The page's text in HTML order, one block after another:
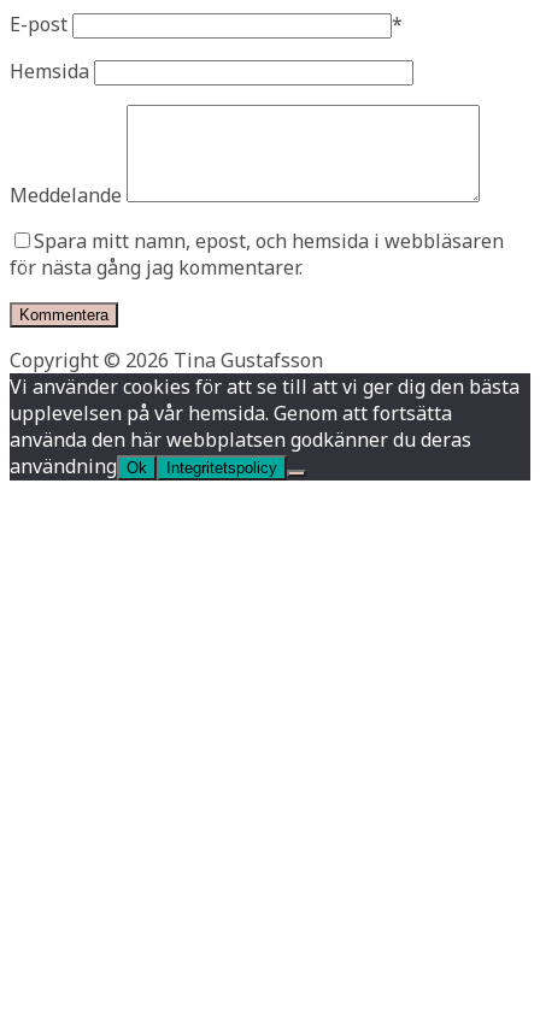
E-post
*
Hemsida
Meddelande
Spara mitt namn, epost, och hemsida i webbläsaren
för nästa gång jag kommentarer.
Copyright © 2026 Tina Gustafsson
Vi använder cookies för att se till att vi ger dig den bästa
upplevelsen på vår hemsida. Genom att fortsätta
använda den här webbplatsen godkänner du deras
användning Ok Integritetspolicy